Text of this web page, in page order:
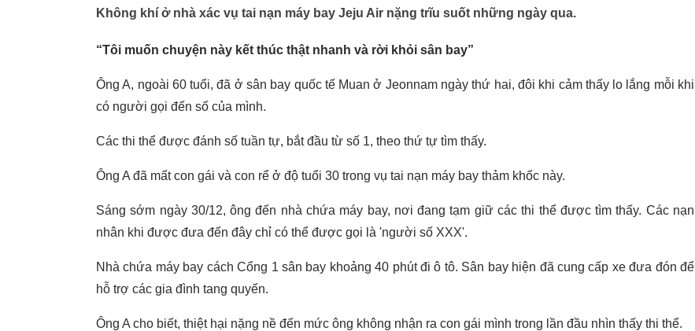
Không khí ở nhà xác vụ tai nạn máy bay Jeju Air nặng trĩu suốt những ngày qua.
“Tôi muốn chuyện này kết thúc thật nhanh và rời khỏi sân bay”
Ông A, ngoài 60 tuổi, đã ở sân bay quốc tế Muan ở Jeonnam ngày thứ hai, đôi khi cảm thấy lo lắng mỗi khi
có người gọi đến số của mình.
Các thi thể được đánh số tuần tự, bắt đầu từ số 1, theo thứ tự tìm thấy.
Ông A đã mất con gái và con rể ở độ tuổi 30 trong vụ tai nạn máy bay thảm khốc này.
Sáng sớm ngày 30/12, ông đến nhà chứa máy bay, nơi đang tạm giữ các thi thể được tìm thấy. Các nạn
nhân khi được đưa đến đây chỉ có thể được gọi là 'người số XXX'.
Nhà chứa máy bay cách Cổng 1 sân bay khoảng 40 phút đi ô tô. Sân bay hiện đã cung cấp xe đưa đón để
hỗ trợ các gia đình tang quyến.
Ông A cho biết, thiệt hại nặng nề đến mức ông không nhận ra con gái mình trong lần đầu nhìn thấy thi thể.